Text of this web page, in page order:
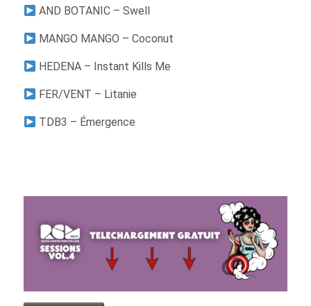
AND BOTANIC – Swell
MANGO MANGO – Coconut
HEDENA – Instant Kills Me
FER/VENT – Litanie
TDB3 – Émergence